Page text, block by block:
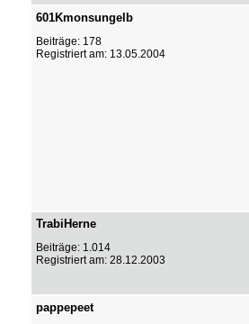
601Kmonsungelb
Beiträge: 178
Registriert am: 13.05.2004
TrabiHerne
Beiträge: 1.014
Registriert am: 28.12.2003
pappepeet